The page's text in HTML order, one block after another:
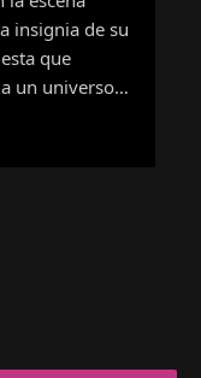
insignia de su
que
un universo…